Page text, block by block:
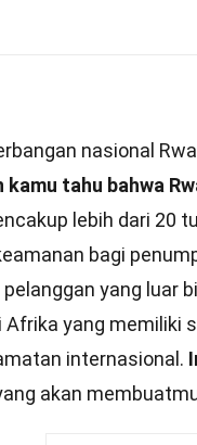
nasional
kamu tahu bahwa
lebih dari 20
bagi
yang luar
yang memiliki
internasional.
akan